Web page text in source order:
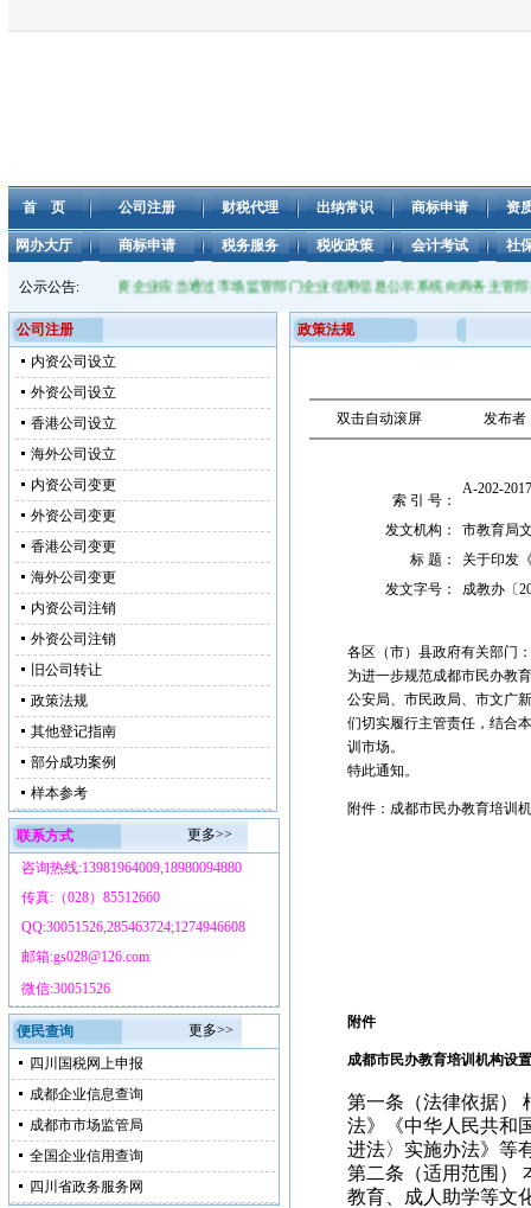
首 页 公司注册 财税代理 出纳常识 商标申请 资
网办大厅 商标申请 税务服务 税收政策 会计考试 社
公示公告:
，外商投资企业应当通过市场监管部门企业信用信息公示系统向商务主管部门报
公司注册
内资公司设立
外资公司设立
香港公司设立
海外公司设立
内资公司变更
外资公司变更
香港公司变更
海外公司变更
内资公司注销
外资公司注销
旧公司转让
政策法规
其他登记指南
部分成功案例
样本参考
联系方式
更多>>
咨询热线:13981964009,18980094880
传真:（028）85512660
QQ:30051526,285463724;1274946608
邮箱:gs028@126.com
微信:30051526
便民查询
更多>>
四川国税网上申报
成都企业信息查询
成都市市场监管局
全国企业信用查询
四川省政务服务网
政策法规
双击自动滚屏 发布者
索 引 号：
A-202-
发文机构：
市教育局
标 题：
关于印发
发文字号：
成教办〔
各区（市）县政府有关部门：
为进一步规范成都市民办教
公安局、市民政局、市文广
们切实履行主管责任，结合
训市场。
特此通知。
附件：成都市民办教育培训
附件
成都市民办教育培训机构设
第一条（法律依据）
法》《中华人民共和
进法〉实施办法》等
第二条（适用范围）
教育、成人助学等文